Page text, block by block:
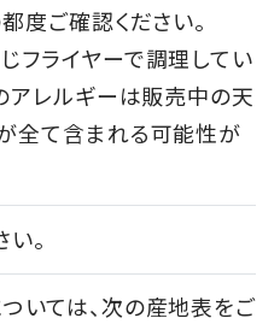
度ご確認ください。
フライヤーで調理してい
アレルギーは販売中の天
全て含まれる可能性が
。
いては、次の産地表をご